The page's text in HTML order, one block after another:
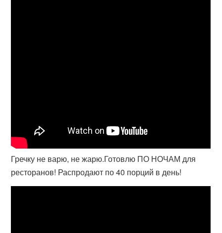
Гречку не варю, не жарю.Готовлю ПО НОЧАМ для
ресторанов! Распродают по 40 порций в день!